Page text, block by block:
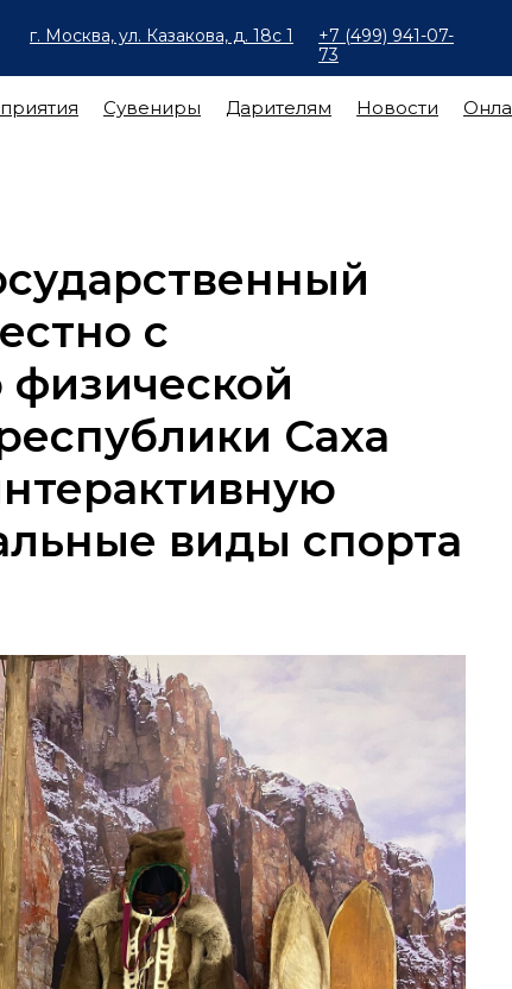
+7 (499) 941-07-
73
г. Москва, ул. Казакова, д. 18с 1
Сувениры Новости
Дарителям
с
Саха
виды спорта